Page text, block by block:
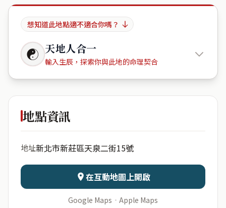
想知道此地點適不適合你嗎？
☯ 天地人合一
輸入生辰，探索你與此地的命理契合
峰景鳳翔
日期 出生時辰
地點資訊
地址新北市新莊區天泉二街15號
在互動地圖上開啟
Google Maps · Apple Maps